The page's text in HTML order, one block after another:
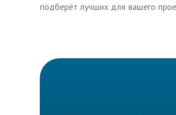
подберёт лучших для вашего